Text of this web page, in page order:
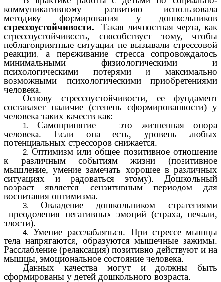
коммуникативному развитию использовала
методику формирования у дошкольников
стрессоустойчивости.Такая личностная черта, как
стрессоустойчивость, способствует тому, чтобы
неблагоприятные ситуации не вызывали стрессовой
реакции, а переживание стресса сопровождалось
минимальными физиологическими и
психологическими потерями и максимально
возможными психологическими приобретениями
человека.
Основу стрессоустойчивости, ее фундамент
составляет наличие (степень сформированности) у
человека таких качеств как:
Самопринятие – это жизненная опора
человека. Если она есть, уровень любых
потенциальных стрессоров снижается.
Оптимизм или общее позитивное отношение
к различным событиям жизни (позитивное
мышление, умение замечать хорошее в различных
ситуациях и радоваться этому). Дошкольный
возраст является сензитивным периодом для
воспитания оптимизма.
Овладение дошкольником стратегиями
преодоления негативных эмоций (страха, печали,
злости).
Умение расслабляться. При стрессе мышцы
тела напрягаются, образуются мышечные зажимы.
Расслабление (релаксация) позитивно действуют и на
мышцы, эмоциональное состояние человека.
Данных качества могут и должны быть
сформированы у детей дошкольного возраста.